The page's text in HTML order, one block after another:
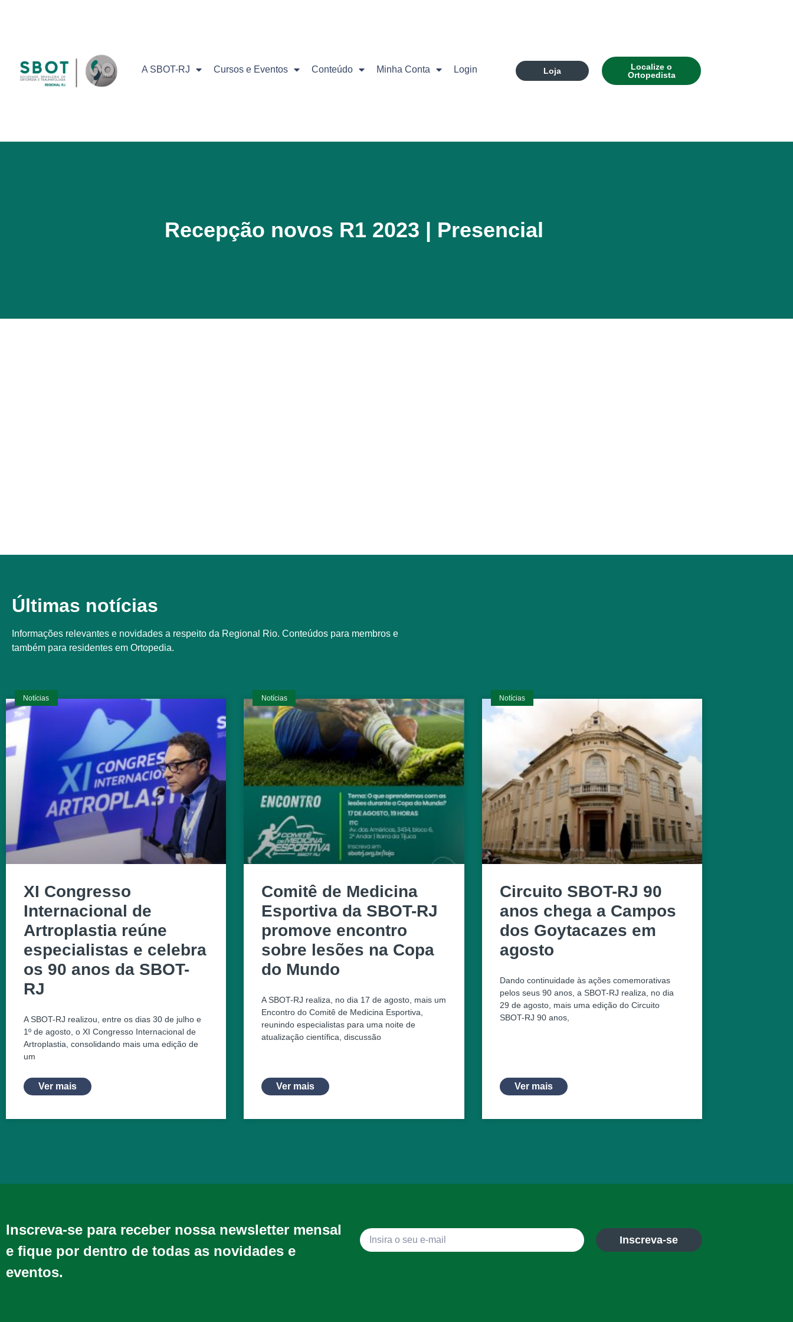
A SBOT-RJ Cursos e Eventos Conteúdo Minha Conta Login Loja
Localize o
Ortopedista
Recepção novos R1 2023 | Presencial
Últimas notícias
Informações relevantes e novidades a respeito da Regional Rio. Conteúdos para membros e
também para residentes em Ortopedia.
Notícias
XI Congresso
Internacional de
Artroplastia reúne
especialistas e celebra
os 90 anos da SBOT-
RJ
A SBOT-RJ realizou, entre os dias 30 de julho e
1º de agosto, o XI Congresso Internacional de
Artroplastia, consolidando mais uma edição de
um
Ver mais
Notícias
Comitê de Medicina
Esportiva da SBOT-RJ
promove encontro
sobre lesões na Copa
do Mundo
A SBOT-RJ realiza, no dia 17 de agosto, mais um
Encontro do Comitê de Medicina Esportiva,
reunindo especialistas para uma noite de
atualização científica, discussão
Ver mais
Notícias
Circuito SBOT-RJ 90
anos chega a Campos
dos Goytacazes em
agosto
Dando continuidade às ações comemorativas
pelos seus 90 anos, a SBOT-RJ realiza, no dia
29 de agosto, mais uma edição do Circuito
SBOT-RJ 90 anos,
Ver mais
Inscreva-se para receber nossa newsletter mensal
e fique por dentro de todas as novidades e
eventos.
Inscreva-se